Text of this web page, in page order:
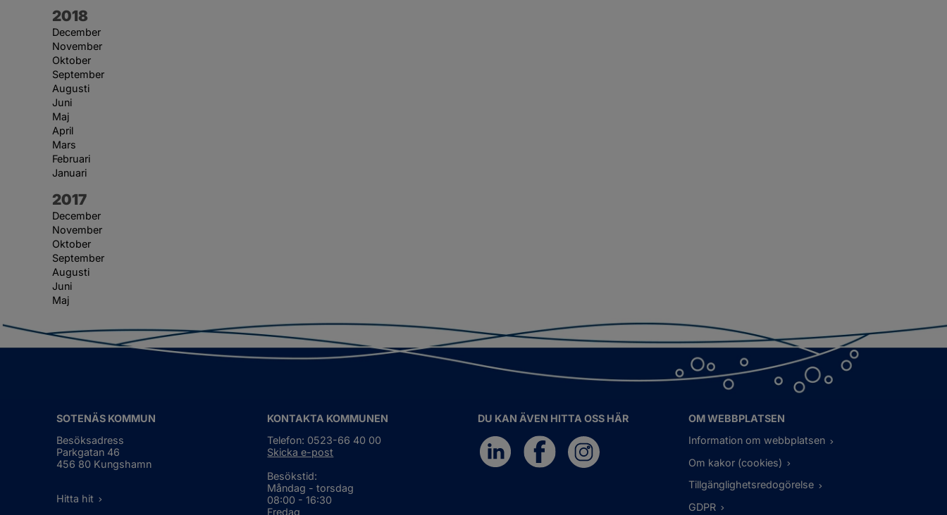
År:
2018
December
November
Oktober
September
Augusti
Juni
Maj
April
Mars
Februari
Januari
År:
2017
December
November
Oktober
September
Augusti
Juni
Maj
SOTENÄS KOMMUN
Besöksadress
Parkgatan 46
456 80 Kungshamn
Hitta hit
KONTAKTA KOMMUNEN
Telefon: 0523-66 40 00
Skicka e-post
Besökstid:
Måndag - torsdag
08:00 - 16:30
Fredag
DU KAN ÄVEN HITTA OSS HÄR
OM WEBBPLATSEN
Information om webbplatsen
Om kakor (cookies)
Tillgänglighetsredogörelse
GDPR